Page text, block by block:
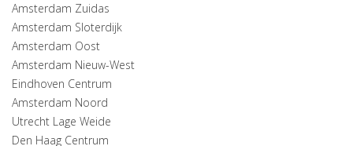
Amsterdam Zuidas
Amsterdam Sloterdijk
Amsterdam Oost
Amsterdam Nieuw-West
Eindhoven Centrum
Amsterdam Noord
Utrecht Lage Weide
Den Haag Centrum